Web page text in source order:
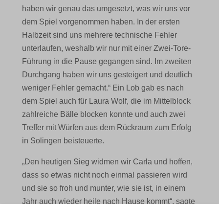
haben wir genau das umgesetzt, was wir uns vor
dem Spiel vorgenommen haben. In der ersten
Halbzeit sind uns mehrere technische Fehler
unterlaufen, weshalb wir nur mit einer Zwei-Tore-
Führung in die Pause gegangen sind. Im zweiten
Durchgang haben wir uns gesteigert und deutlich
weniger Fehler gemacht.“ Ein Lob gab es nach
dem Spiel auch für Laura Wolf, die im Mittelblock
zahlreiche Bälle blocken konnte und auch zwei
Treffer mit Würfen aus dem Rückraum zum Erfolg
in Solingen beisteuerte.
„Den heutigen Sieg widmen wir Carla und hoffen,
dass so etwas nicht noch einmal passieren wird
und sie so froh und munter, wie sie ist, in einem
Jahr auch wieder heile nach Hause kommt“, sagte